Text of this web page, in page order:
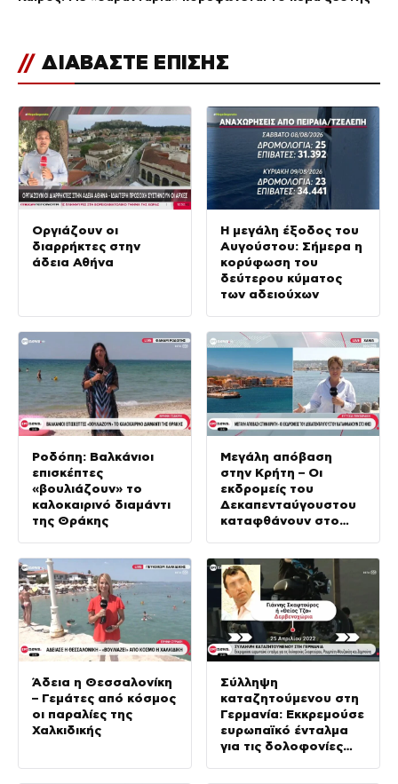
// ΔΙΑΒΑΣΤΕ ΕΠΙΣΗΣ
Οργιάζουν οι
διαρρήκτες στην
άδεια Αθήνα
Η μεγάλη έξοδος του
Αυγούστου: Σήμερα η
κορύφωση του
δεύτερου κύματος
των αδειούχων
Ροδόπη: Βαλκάνιοι
επισκέπτες
«βουλιάζουν» το
καλοκαιρινό διαμάντι
της Θράκης
Μεγάλη απόβαση
στην Κρήτη – Οι
εκδρομείς του
Δεκαπενταύγουστου
καταφθάνουν στο
Άδεια η Θεσσαλονίκη
– Γεμάτες από κόσμος
οι παραλίες της
Χαλκιδικής
Σύλληψη
καταζητούμενου στη
Γερμανία: Εκκρεμούσε
ευρωπαϊκό ένταλμα
για τις δολοφονίες